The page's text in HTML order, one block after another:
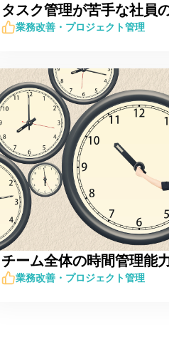
業務改善・プロジェクト管理
業務改善・プロジェクト管理